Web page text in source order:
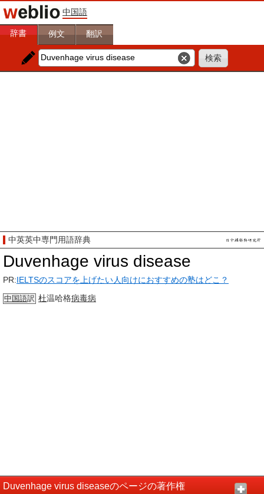
中国語
辞書 例文 翻訳
中英英中専門用語辞典
Duvenhage virus disease
PR:IELTSのスコアを上げたい人向けにおすすめの塾はどこ？
中国語訳 杜温哈格病毒病
Duvenhage virus diseaseのページの著作権